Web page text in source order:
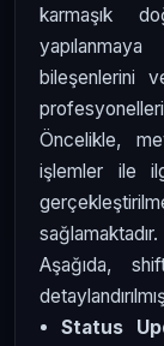
karmaşık
bileşenlerini
Öncelikle,
işlemler ile
sağlamaktadır.
Aşağıda,
Status